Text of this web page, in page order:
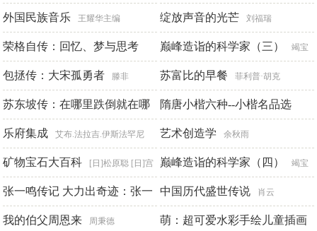
外国民族音乐 王耀华主编 绽放声音的光芒 刘福瑞
荣格自传：回忆、梦与思考
[瑞士]卡尔·古斯塔夫·荣格
巅峰造诣的科学家（三） 竭宝
峰
包拯传：大宋孤勇者 滕非 苏富比的早餐 菲利普·胡克
苏东坡传：在哪里跌倒就在哪
里吃饱 王这么
隋唐小楷六种--小楷名品选
【中华书局出品】
乐府集成 艾布.法拉吉.伊斯法罕尼 艺术创造学 余秋雨
矿物宝石大百科 [日]松原聪 [日]宫
胁律郎 [日]门马纲一
巅峰造诣的科学家（四） 竭宝
峰
张一鸣传记 大力出奇迹：张一
鸣的创业心路与算法思维
中国历代盛世传说 肖云
我的伯父周恩来 周秉德 萌：超可爱水彩手绘儿童插画